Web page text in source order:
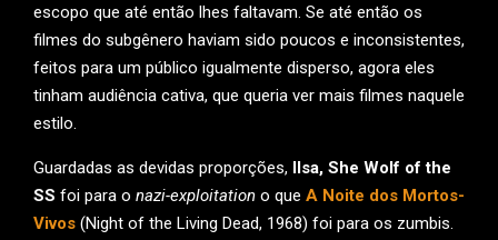
escopo que até então lhes faltavam. Se até então os
filmes do subgênero haviam sido poucos e inconsistentes,
feitos para um público igualmente disperso, agora eles
tinham audiência cativa, que queria ver mais filmes naquele
estilo.
Guardadas as devidas proporções, Ilsa, She Wolf of the
SS foi para o nazi-exploitation o que A Noite dos Mortos-
Vivos (Night of the Living Dead, 1968) foi para os zumbis.